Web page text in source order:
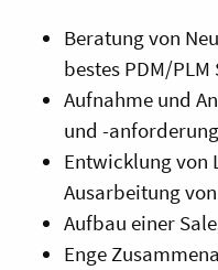
Beratung von
bestes PDM/PLM
Aufnahme und
und -
Entwicklung von
Ausarbeitung
Aufbau einer
Enge